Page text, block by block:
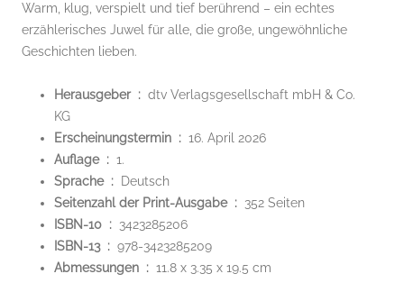
Warm, klug, verspielt und tief berührend – ein echtes
erzählerisches Juwel für alle, die große, ungewöhnliche
Geschichten lieben.
Herausgeber ‏ : ‎ dtv Verlagsgesellschaft mbH & Co.
KG
Erscheinungstermin ‏ : ‎ 16. April 2026
Auflage ‏ : ‎ 1.
Sprache ‏ : ‎
Deutsch
Seitenzahl der Print-Ausgabe ‏ : ‎ 352 Seiten
ISBN-10 ‏ : ‎ 3423285206
ISBN-13 ‏ : ‎ 978-3423285209
Abmessungen ‏ : ‎ 11.8 x 3.35 x 19.5 cm